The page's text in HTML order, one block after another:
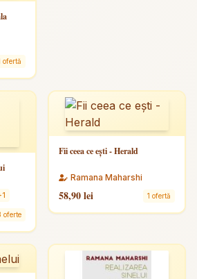
ofertă
oferte
Fii ceea ce ești - Herald
Ramana Maharshi
58,90 lei 1 ofertă